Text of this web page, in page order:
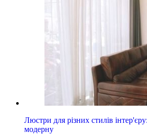
Люстри для різних стилів
модерну